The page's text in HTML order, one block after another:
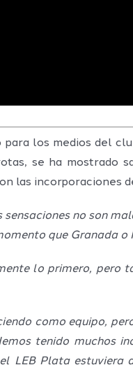
los medios del
se ha mostrado
las incorporaciones
sensaciones no son
que Granada
lo primero,
como equipo,
tenido muchos
LEB Plata